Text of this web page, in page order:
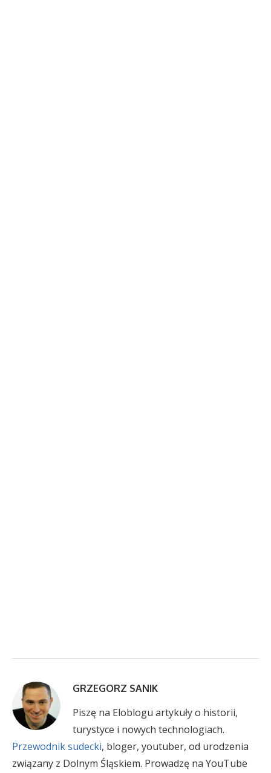
GRZEGORZ SANIK
Piszę na Eloblogu artykuły o historii,
turystyce i nowych technologiach.
Przewodnik sudecki, bloger, youtuber, od urodzenia
związany z Dolnym Śląskiem. Prowadzę na YouTube